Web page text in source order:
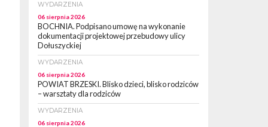
WYDARZENIA
06 sierpnia 2026
BOCHNIA. Podpisano umowę na wykonanie
dokumentacji projektowej przebudowy ulicy
Dołuszyckiej
WYDARZENIA
06 sierpnia 2026
POWIAT BRZESKI. Blisko dzieci, blisko rodziców
– warsztaty dla rodziców
WYDARZENIA
06 sierpnia 2026